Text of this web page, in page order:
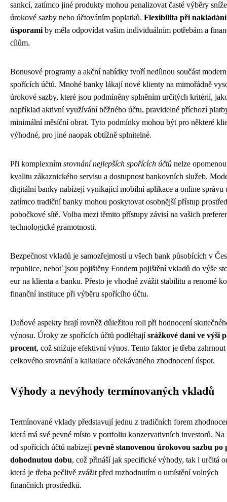
sankcí, zatímco jiné produkty mohou penalizovat časté výběry
úrokové sazby nebo účtováním poplatků. Flexibilita při nakládání
úsporami by měla odpovídat vašim individuálním potřebám a
cílům.
Bonusové programy a akční nabídky tvoří nedílnou součást
spořících účtů. Mnohé banky lákají nové klienty na mimořádně
úrokové sazby, které jsou podmíněny splněním určitých kritérií,
například aktivní využívání běžného účtu, pravidelné příchozí
minimální měsíční obrat. Tyto podmínky mohou být pro některé
výhodné, pro jiné naopak obtížně splnitelné.
Při komplexním srovnání nejlepších spořících účtů nelze
kvalitu zákaznického servisu a dostupnost bankovních služeb.
digitální banky nabízejí vynikající mobilní aplikace a online správu
zatímco tradiční banky mohou poskytovat osobnější přístup
pobočkové sítě. Volba mezi těmito přístupy závisí na vašich
technologické gramotnosti.
Bezpečnost vkladů je samozřejmostí u všech bank působících v
republice, neboť jsou pojištěny Fondem pojištění vkladů do výše
eur na klienta a banku. Přesto je vhodné zvážit stabilitu a renomé
finanční instituce při výběru spořícího účtu.
Daňové aspekty hrají rovněž důležitou roli při hodnocení
výnosu. Úroky ze spořících účtů podléhajísrážkové dani ve výši
procent, což snižuje efektivní výnos. Tento faktor je třeba
celkového srovnání a kalkulace očekávaného zhodnocení úspor.
Výhody a nevýhody termínovaných vkladů
Termínované vklady představují jednu z tradičních forem
která má své pevné místo v portfoliu konzervativních investorů. Na
od spořících účtů nabízejípevně stanovenou úrokovou sazbu po
dohodnutou dobu, což přináší jak specifické výhody, tak i určitá
která je třeba pečlivě zvážit před rozhodnutím o umístění volných
finančních prostředků.